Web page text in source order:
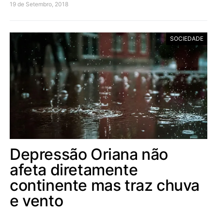
19 de Setembro, 2018
SOCIEDADE
Depressão Oriana não
afeta diretamente
continente mas traz chuva
e vento